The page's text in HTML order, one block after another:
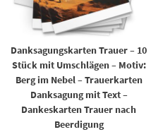
Danksagungskarten Trauer – 10
Stück mit Umschlägen – Motiv:
Berg im Nebel – Trauerkarten
Danksagung mit Text –
Dankeskarten Trauer nach
Beerdigung